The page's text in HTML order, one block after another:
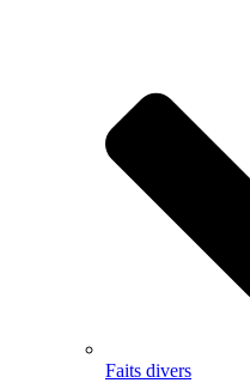
Faits divers